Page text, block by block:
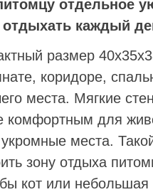
отдельное
каждый
размер
коридоре,
места. Мягкие
для
места.
зону отдыха
кот или небольшая